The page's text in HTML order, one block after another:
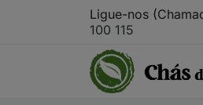
Ligue-nos
100 115